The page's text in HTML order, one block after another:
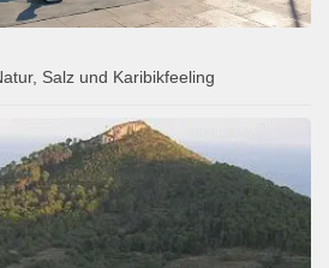
Salz und Karibikfeeling